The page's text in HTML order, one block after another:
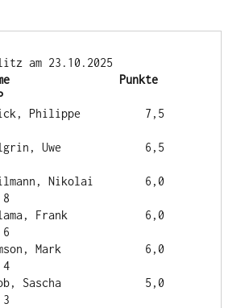
Punkte